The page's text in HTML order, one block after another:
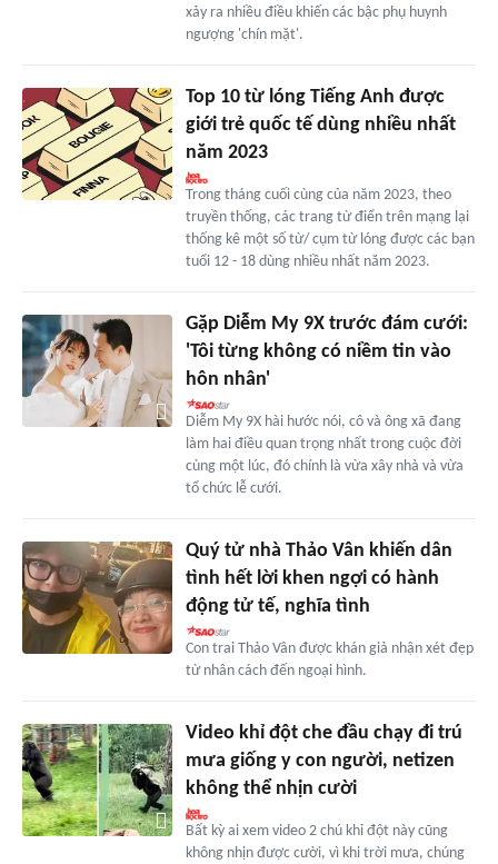
xảy ra nhiều điều khiến các bậc phụ huynh
ngượng 'chín mặt'.
Top 10 từ lóng Tiếng Anh được
giới trẻ quốc tế dùng nhiều nhất
năm 2023
Trong tháng cuối cùng của năm 2023, theo
truyền thống, các trang từ điển trên mạng lại
thống kê một số từ/ cụm từ lóng được các bạn
tuổi 12 - 18 dùng nhiều nhất năm 2023.
Gặp Diễm My 9X trước đám cưới:
'Tôi từng không có niềm tin vào
hôn nhân'
Diễm My 9X hài hước nói, cô và ông xã đang
làm hai điều quan trọng nhất trong cuộc đời
cùng một lúc, đó chính là vừa xây nhà và vừa
tổ chức lễ cưới.
Quý tử nhà Thảo Vân khiến dân
tình hết lời khen ngợi có hành
động tử tế, nghĩa tình
Con trai Thảo Vân được khán giả nhận xét đẹp
từ nhân cách đến ngoại hình.
Video khỉ đột che đầu chạy đi trú
mưa giống y con người, netizen
không thể nhịn cười
Bất kỳ ai xem video 2 chú khỉ đột này cũng
không nhịn được cười, vì khi trời mưa, chúng